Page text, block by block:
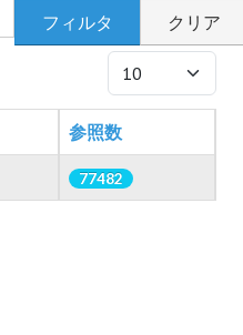
フィルタ
クリア
表示数
参照数
77482